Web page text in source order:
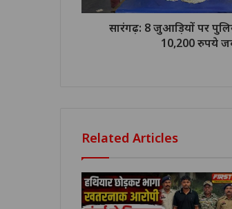
सारंगढ़: 8 जुआड़ियों पर
10,200 रुपये
Related Articles